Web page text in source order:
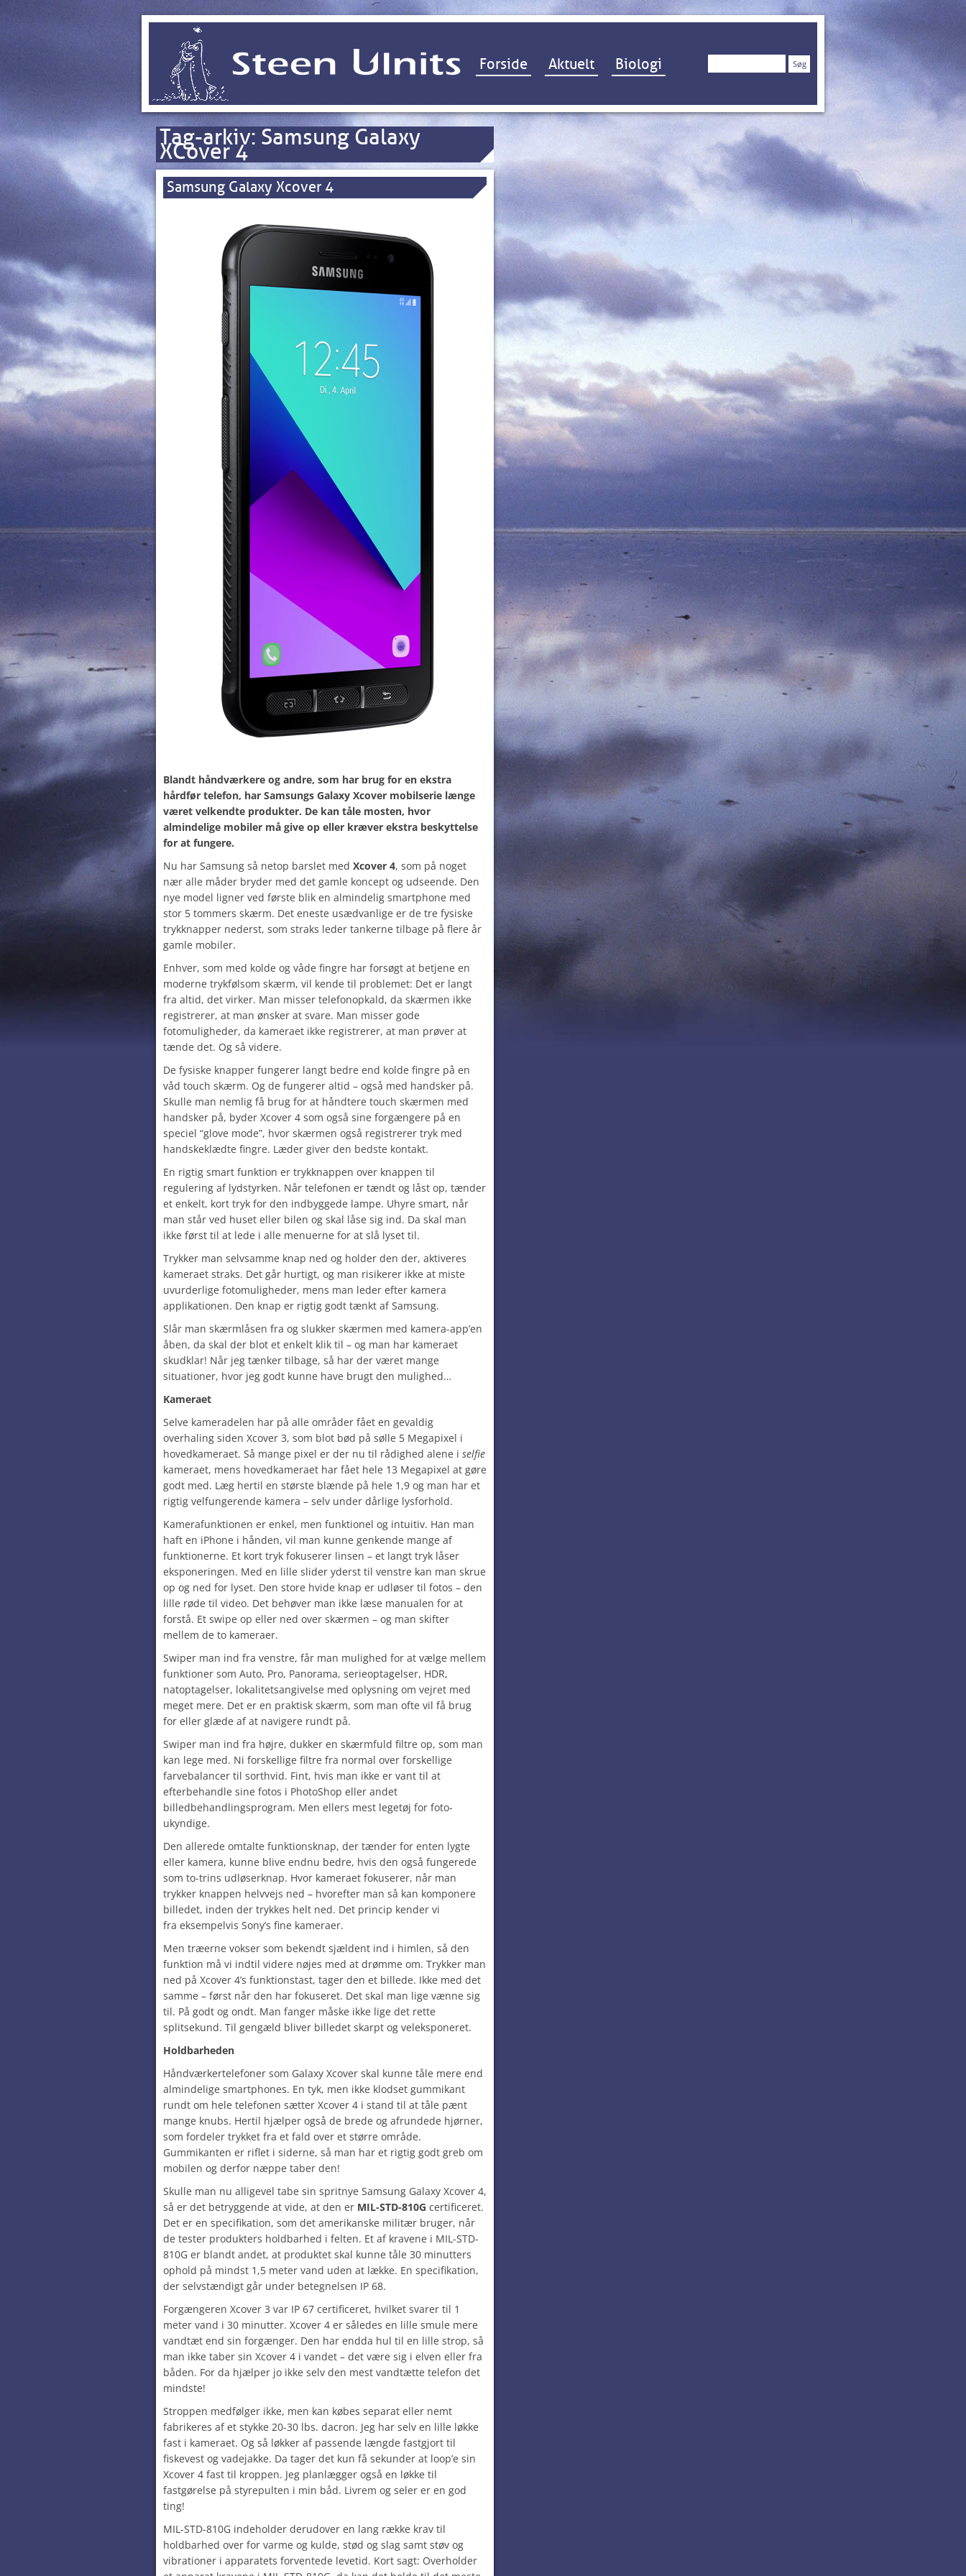
Hop til indhold
Forside Aktuelt Biologi Søg
Tag-arkiv: Samsung Galaxy
XCover 4
Samsung Galaxy Xcover 4
Blandt håndværkere og andre, som har brug for en ekstra
hårdfør telefon, har Samsungs Galaxy Xcover mobilserie længe
været velkendte produkter. De kan tåle mosten, hvor
almindelige mobiler må give op eller kræver ekstra beskyttelse
for at fungere.
Nu har Samsung så netop barslet med Xcover 4, som på noget
nær alle måder bryder med det gamle koncept og udseende. Den
nye model ligner ved første blik en almindelig smartphone med
stor 5 tommers skærm. Det eneste usædvanlige er de tre fysiske
trykknapper nederst, som straks leder tankerne tilbage på flere år
gamle mobiler.
Enhver, som med kolde og våde fingre har forsøgt at betjene en
moderne trykfølsom skærm, vil kende til problemet: Det er langt
fra altid, det virker. Man misser telefonopkald, da skærmen ikke
registrerer, at man ønsker at svare. Man misser gode
fotomuligheder, da kameraet ikke registrerer, at man prøver at
tænde det. Og så videre.
De fysiske knapper fungerer langt bedre end kolde fingre på en
våd touch skærm. Og de fungerer altid – også med handsker på.
Skulle man nemlig få brug for at håndtere touch skærmen med
handsker på, byder Xcover 4 som også sine forgængere på en
speciel “glove mode”, hvor skærmen også registrerer tryk med
handskeklædte fingre. Læder giver den bedste kontakt.
En rigtig smart funktion er trykknappen over knappen til
regulering af lydstyrken. Når telefonen er tændt og låst op, tænder
et enkelt, kort tryk for den indbyggede lampe. Uhyre smart, når
man står ved huset eller bilen og skal låse sig ind. Da skal man
ikke først til at lede i alle menuerne for at slå lyset til.
Trykker man selvsamme knap ned og holder den der, aktiveres
kameraet straks. Det går hurtigt, og man risikerer ikke at miste
uvurderlige fotomuligheder, mens man leder efter kamera
applikationen. Den knap er rigtig godt tænkt af Samsung.
Slår man skærmlåsen fra og slukker skærmen med kamera-app’en
åben, da skal der blot et enkelt klik til – og man har kameraet
skudklar! Når jeg tænker tilbage, så har der været mange
situationer, hvor jeg godt kunne have brugt den mulighed…
Kameraet
Selve kameradelen har på alle områder fået en gevaldig
overhaling siden Xcover 3, som blot bød på sølle 5 Megapixel i
hovedkameraet. Så mange pixel er der nu til rådighed alene i selfie
kameraet, mens hovedkameraet har fået hele 13 Megapixel at gøre
godt med. Læg hertil en største blænde på hele 1,9 og man har et
rigtig velfungerende kamera – selv under dårlige lysforhold.
Kamerafunktionen er enkel, men funktionel og intuitiv. Han man
haft en iPhone i hånden, vil man kunne genkende mange af
funktionerne. Et kort tryk fokuserer linsen – et langt tryk låser
eksponeringen. Med en lille slider yderst til venstre kan man skrue
op og ned for lyset. Den store hvide knap er udløser til fotos – den
lille røde til video. Det behøver man ikke læse manualen for at
forstå. Et swipe op eller ned over skærmen – og man skifter
mellem de to kameraer.
Swiper man ind fra venstre, får man mulighed for at vælge mellem
funktioner som Auto, Pro, Panorama, serieoptagelser, HDR,
natoptagelser, lokalitetsangivelse med oplysning om vejret med
meget mere. Det er en praktisk skærm, som man ofte vil få brug
for eller glæde af at navigere rundt på.
Swiper man ind fra højre, dukker en skærmfuld filtre op, som man
kan lege med. Ni forskellige filtre fra normal over forskellige
farvebalancer til sorthvid. Fint, hvis man ikke er vant til at
efterbehandle sine fotos i PhotoShop eller andet
billedbehandlingsprogram. Men ellers mest legetøj for foto-
ukyndige.
Den allerede omtalte funktionsknap, der tænder for enten lygte
eller kamera, kunne blive endnu bedre, hvis den også fungerede
som to-trins udløserknap. Hvor kameraet fokuserer, når man
trykker knappen helvvejs ned – hvorefter man så kan komponere
billedet, inden der trykkes helt ned. Det princip kender vi
fra eksempelvis Sony’s fine kameraer.
Men træerne vokser som bekendt sjældent ind i himlen, så den
funktion må vi indtil videre nøjes med at drømme om. Trykker man
ned på Xcover 4’s funktionstast, tager den et billede. Ikke med det
samme – først når den har fokuseret. Det skal man lige vænne sig
til. På godt og ondt. Man fanger måske ikke lige det rette
splitsekund. Til gengæld bliver billedet skarpt og veleksponeret.
Holdbarheden
Håndværkertelefoner som Galaxy Xcover skal kunne tåle mere end
almindelige smartphones. En tyk, men ikke klodset gummikant
rundt om hele telefonen sætter Xcover 4 i stand til at tåle pænt
mange knubs. Hertil hjælper også de brede og afrundede hjørner,
som fordeler trykket fra et fald over et større område.
Gummikanten er riflet i siderne, så man har et rigtig godt greb om
mobilen og derfor næppe taber den!
Skulle man nu alligevel tabe sin spritnye Samsung Galaxy Xcover 4,
så er det betryggende at vide, at den er MIL-STD-810G certificeret.
Det er en specifikation, som det amerikanske militær bruger, når
de tester produkters holdbarhed i felten. Et af kravene i MIL-STD-
810G er blandt andet, at produktet skal kunne tåle 30 minutters
ophold på mindst 1,5 meter vand uden at lække. En specifikation,
der selvstændigt går under betegnelsen IP 68.
Forgængeren Xcover 3 var IP 67 certificeret, hvilket svarer til 1
meter vand i 30 minutter. Xcover 4 er således en lille smule mere
vandtæt end sin forgænger. Den har endda hul til en lille strop, så
man ikke taber sin Xcover 4 i vandet – det være sig i elven eller fra
båden. For da hjælper jo ikke selv den mest vandtætte telefon det
mindste!
Stroppen medfølger ikke, men kan købes separat eller nemt
fabrikeres af et stykke 20-30 lbs. dacron. Jeg har selv en lille løkke
fast i kameraet. Og så løkker af passende længde fastgjort til
fiskevest og vadejakke. Da tager det kun få sekunder at loop’e sin
Xcover 4 fast til kroppen. Jeg planlægger også en løkke til
fastgørelse på styrepulten i min båd. Livrem og seler er en god
ting!
MIL-STD-810G indeholder derudover en lang række krav til
holdbarhed over for varme og kulde, stød og slag samt støv og
vibrationer i apparatets forventede levetid. Kort sagt: Overholder